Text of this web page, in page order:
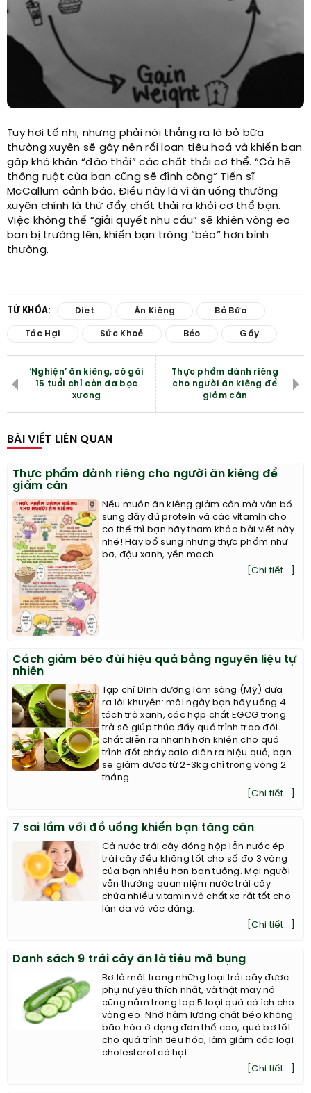
Tuy hơi tế nhị, nhưng phải nói thẳng ra là bỏ bữa
thường xuyên sẽ gây nên rối loạn tiêu hoá và khiến bạn
gặp khó khăn “đào thải” các chất thải cơ thể. “Cả hệ
thống ruột của bạn cũng sẽ đình công” Tiến sĩ
McCallum cảnh báo. Điều này là vì ăn uống thường
xuyên chính là thứ đẩy chất thải ra khỏi cơ thể bạn.
Việc không thể “giải quyết nhu cầu” sẽ khiên vòng eo
bạn bị trướng lên, khiến bạn trông “béo” hơn bình
thường.
TỪ KHÓA: Diet Ăn Kiêng Bỏ Bữa
Tác Hại Sức Khoẻ Béo Gầy
‘Nghiện’ ăn kiêng, cô gái
15 tuổi chỉ còn da bọc
xương
Thực phẩm dành riêng
cho người ăn kiêng để
giảm cân
BÀI VIẾT LIÊN QUAN
Thực phẩm dành riêng cho người ăn kiêng để
giảm cân
Nếu muốn ăn kiêng giảm cân mà vẫn bổ
sung đầy đủ protein và các vitamin cho
cơ thể thì bạn hãy tham khảo bài viết này
nhé! Hãy bổ sung những thực phẩm như
bơ, đậu xanh, yến mạch
[Chi tiết...]
Cách giảm béo đùi hiệu quả bằng nguyên liệu tự
nhiên
Tạp chí Dinh dưỡng lâm sàng (Mỹ) đưa
ra lời khuyên: mỗi ngày bạn hãy uống 4
tách trà xanh, các hợp chất EGCG trong
trà sẽ giúp thúc đẩy quá trình trao đổi
chất diễn ra nhanh hơn khiến cho quá
trình đốt cháy calo diễn ra hiệu quả, bạn
sẽ giảm được từ 2-3kg chỉ trong vòng 2
tháng.
[Chi tiết...]
7 sai lầm với đồ uống khiến bạn tăng cân
Cả nước trái cây đóng hộp lẫn nước ép
trái cây đều không tốt cho số đo 3 vòng
của bạn nhiều hơn bạn tưởng. Mọi người
vẫn thường quan niệm nước trái cây
chứa nhiều vitamin và chất xơ rất tốt cho
làn da và vóc dáng.
[Chi tiết...]
Danh sách 9 trái cây ăn là tiêu mỡ bụng
Bơ là một trong những loại trái cây được
phụ nữ yêu thích nhất, và thật may nó
cũng nằm trong top 5 loại quả có ích cho
vòng eo. Nhờ hàm lượng chất béo không
bão hòa ở dạng đơn thể cao, quả bơ tốt
cho quá trình tiêu hóa, làm giảm các loại
cholesterol có hại.
[Chi tiết...]